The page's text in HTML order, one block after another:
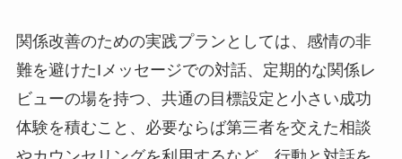
関係改善のための実践プランとしては、感情の非
難を避けたIメッセージでの対話、定期的な関係レ
ビューの場を持つ、共通の目標設定と小さい成功
体験を積むこと、必要ならば第三者を交えた相談